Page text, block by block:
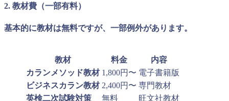
2. 教材費（一部有料）
基本的に教材は無料ですが、一部例外があります。
教材 料金
内容
カランメソッド教材 1,800円〜 電子書籍版
ビジネスカラン教材 2,400円〜 専門教材
英検二次試験対策
無料
旺文社教材